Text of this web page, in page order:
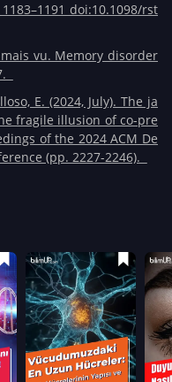
doi:10.1098/rst
vu. Memory disorder
E. (2024, July). The ja
fragile illusion of co-pre
of the 2024 ACM De
(pp. 2227-2246).